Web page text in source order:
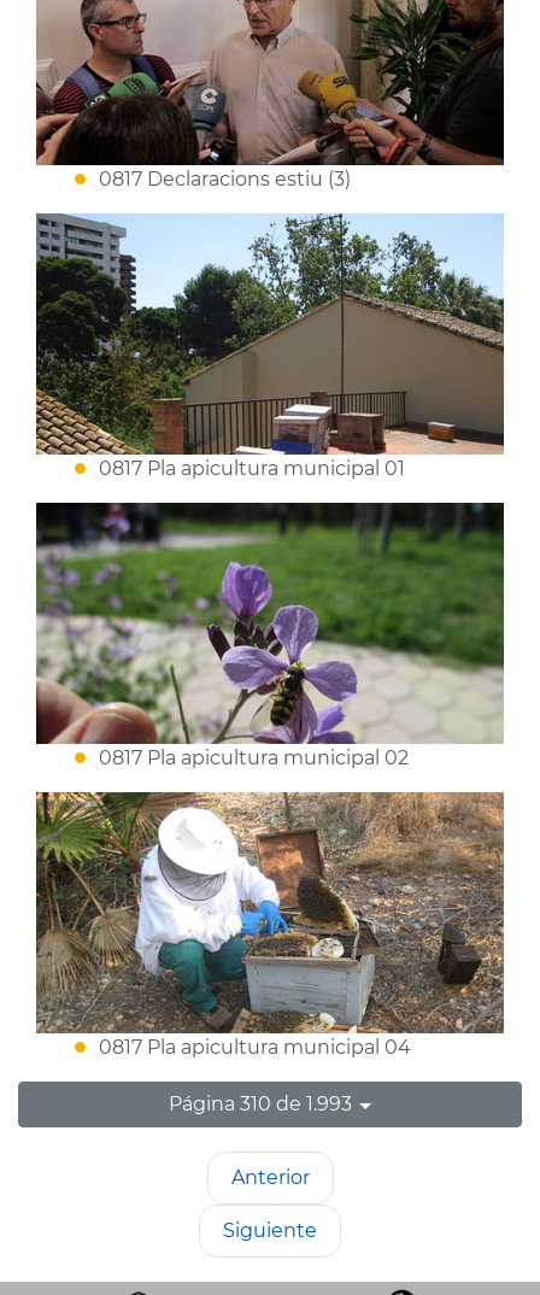
0817 Declaracions estiu (3)
0817 Pla apicultura municipal 01
0817 Pla apicultura municipal 02
0817 Pla apicultura municipal 04
Página 310 de 1.993
Anterior
Siguiente